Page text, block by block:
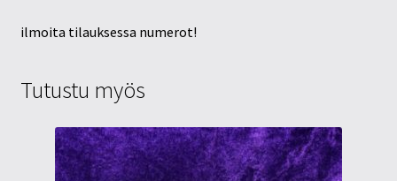
ilmoita tilauksessa numerot!
Tutustu myös